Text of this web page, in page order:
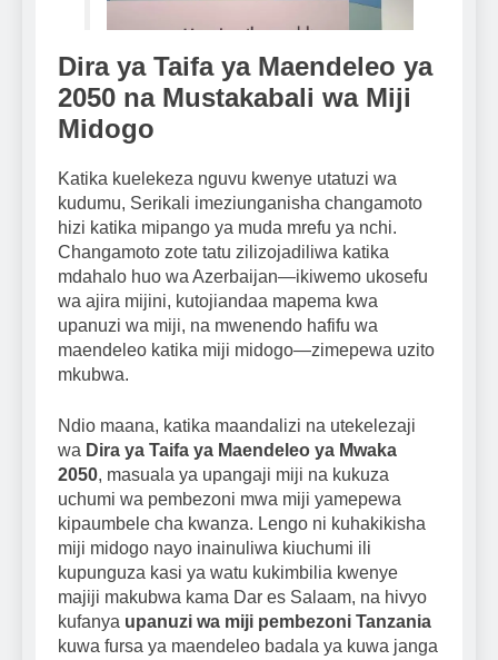
Dira ya Taifa ya Maendeleo ya
2050 na Mustakabali wa Miji
Midogo
Katika kuelekeza nguvu kwenye utatuzi wa
kudumu, Serikali imeziunganisha changamoto
hizi katika mipango ya muda mrefu ya nchi.
Changamoto zote tatu zilizojadiliwa katika
mdahalo huo wa Azerbaijan—ikiwemo ukosefu
wa ajira mijini, kutojiandaa mapema kwa
upanuzi wa miji, na mwenendo hafifu wa
maendeleo katika miji midogo—zimepewa uzito
mkubwa.
Ndio maana, katika maandalizi na utekelezaji
wa Dira ya Taifa ya Maendeleo ya Mwaka
2050, masuala ya upangaji miji na kukuza
uchumi wa pembezoni mwa miji yamepewa
kipaumbele cha kwanza. Lengo ni kuhakikisha
miji midogo nayo inainuliwa kiuchumi ili
kupunguza kasi ya watu kukimbilia kwenye
majiji makubwa kama Dar es Salaam, na hivyo
kufanya upanuzi wa miji pembezoni Tanzania
kuwa fursa ya maendeleo badala ya kuwa janga